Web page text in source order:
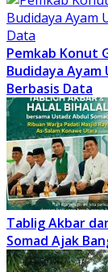
Pemkab Konut
Budidaya Ayam
Berbasis Data
Tablig Akbar
Somad Ajak